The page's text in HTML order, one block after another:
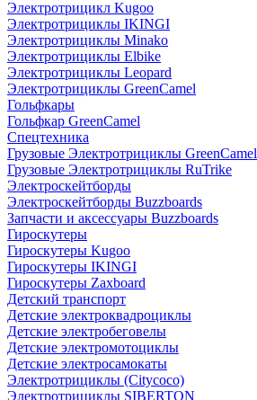
Электротрицикл Kugoo
Электротрициклы IKINGI
Электротрициклы Minako
Электротрициклы Elbike
Электротрициклы Leopard
Электротрициклы GreenCamel
Гольфкары
Гольфкар GreenCamel
Спецтехника
Грузовые Электротрициклы GreenCamel
Грузовые Электротрициклы RuTrike
Электроскейтборды
Электроскейтборды Buzzboards
Запчасти и аксессуары Buzzboards
Гироскутеры
Гироскутеры Kugoo
Гироскутеры IKINGI
Гироскутеры Zaxboard
Детский транспорт
Детские электроквадроциклы
Детские электробеговелы
Детские электромотоциклы
Детские электросамокаты
Электротрициклы (Citycoco)
Электротрициклы SIBERTON